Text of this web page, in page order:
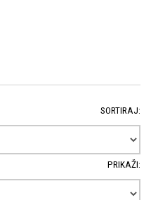
SORTIRAJ:
PRIKAŽI: